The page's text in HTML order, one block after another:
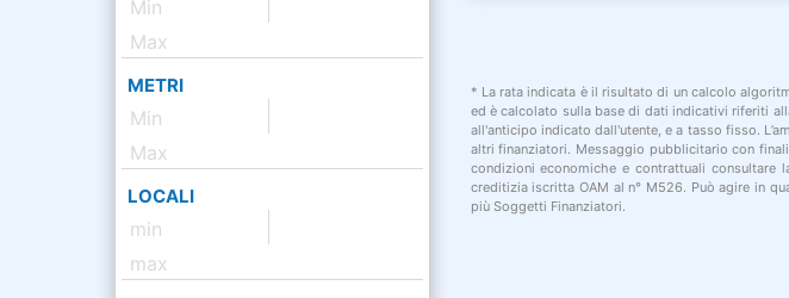
METRI
LOCALI
* La rata indicata è il risultato di un calcolo
ed è calcolato sulla base di dati indicativi riferiti
all'anticipo indicato dall'utente, e a tasso fisso.
altri finanziatori. Messaggio pubblicitario con
condizioni economiche e contrattuali consultare
creditizia iscritta OAM al n° M526. Può agire in
più Soggetti Finanziatori.